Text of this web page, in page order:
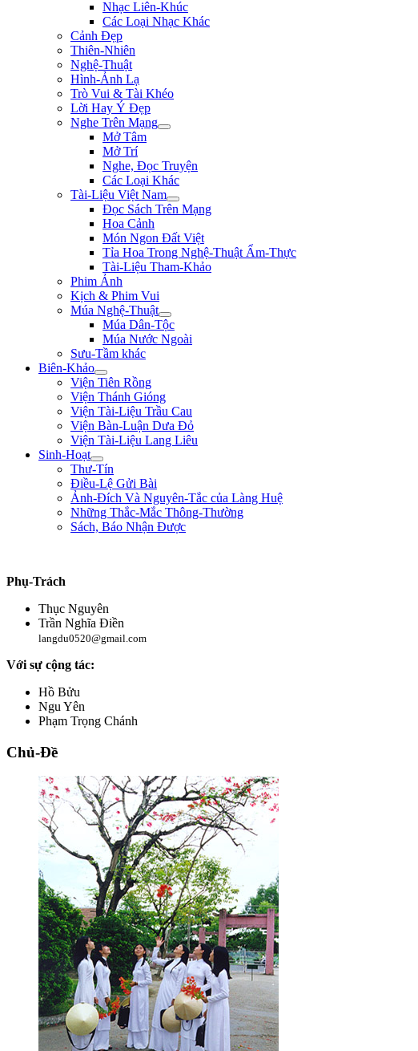
Nhạc Liên-Khúc
Các Loại Nhạc Khác
Cảnh Đẹp
Thiên-Nhiên
Nghệ-Thuật
Hình-Ảnh Lạ
Trò Vui & Tài Khéo
Lời Hay Ý Đẹp
Nghe Trên Mạng
Mở Tâm
Mở Trí
Nghe, Đọc Truyện
Các Loại Khác
Tài-Liệu Việt Nam
Đọc Sách Trên Mạng
Hoa Cảnh
Món Ngon Đất Việt
Tỉa Hoa Trong Nghệ-Thuật Ẩm-Thực
Tài-Liệu Tham-Khảo
Phim Ảnh
Kịch & Phim Vui
Múa Nghệ-Thuật
Múa Dân-Tộc
Múa Nước Ngoài
Sưu-Tầm khác
Biên-Khảo
Viện Tiên Rồng
Viện Thánh Gióng
Viện Tài-Liệu Trầu Cau
Viện Bàn-Luận Dưa Đỏ
Viện Tài-Liệu Lang Liêu
Sinh-Hoạt
Thư-Tín
Điều-Lệ Gửi Bài
Ảnh-Đích Và Nguyên-Tắc của Làng Huệ
Những Thắc-Mắc Thông-Thường
Sách, Báo Nhận Được
Phụ-Trách
Thục Nguyên
Trần Nghĩa Điền
langdu0520@gmail.com
Với sự cộng tác:
Hồ Bửu
Ngu Yên
Phạm Trọng Chánh
Chủ-Đề